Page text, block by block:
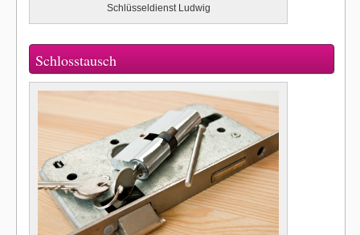
Schlüsseldienst Ludwig
Schlosstausch